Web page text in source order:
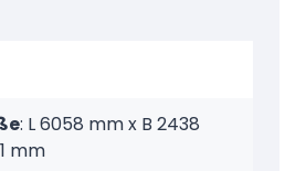
: L 6058 mm x B 2438
mm